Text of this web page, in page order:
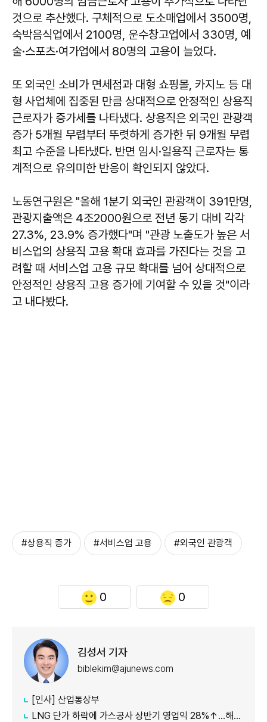
것으로 추산했다. 구체적으로 도소매업에서 3500명,
숙박음식업에서 2100명, 운수창고업에서 330명, 예
술·스포츠·여가업에서 80명의 고용이 늘었다.
또 외국인 소비가 면세점과 대형 쇼핑몰, 카지노 등 대
형 사업체에 집중된 만큼 상대적으로 안정적인 상용직
근로자가 증가세를 나타냈다. 상용직은 외국인 관광객
증가 5개월 무렵부터 뚜렷하게 증가한 뒤 9개월 무렵
최고 수준을 나타냈다. 반면 임시·일용직 근로자는 통
계적으로 유의미한 반응이 확인되지 않았다.
노동연구원은 "올해 1분기 외국인 관광객이 391만명,
관광지출액은 4조2000원으로 전년 동기 대비 각각
27.3%, 23.9% 증가했다"며 "관광 노출도가 높은 서
비스업의 상용직 고용 확대 효과를 가진다는 것을 고
려할 때 서비스업 고용 규모 확대를 넘어 상대적으로
안정적인 상용직 고용 증가에 기여할 수 있을 것"이라
고 내다봤다.
#상용직 증가 #서비스업 고용 #외국인 관광객
0 0
김성서 기자
biblekim@ajunews.com
[인사] 산업통상부
LNG 단가 하락에 가스공사 상반기 영업익 28%↑…해외사업 호조도 한몫